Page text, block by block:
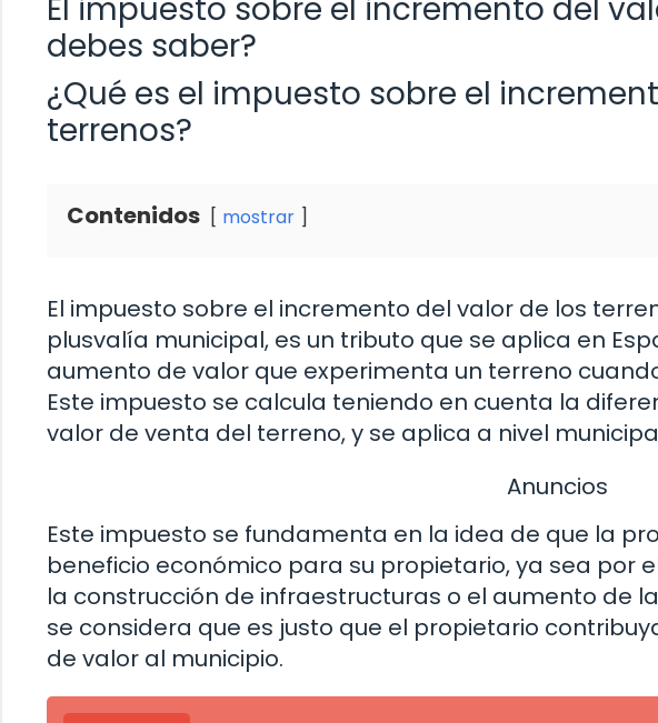
El impuesto sobre el incremento del
debes saber?
¿Qué es el impuesto sobre el
terrenos?
Contenidos mostrar
El impuesto sobre el incremento del valor de los
plusvalía municipal, es un tributo que se aplica en
aumento de valor que experimenta un terreno
Este impuesto se calcula teniendo en cuenta la
valor de venta del terreno, y se aplica a nivel
Anuncios
Este impuesto se fundamenta en la idea de que la
beneficio económico para su propietario, ya sea por
la construcción de infraestructuras o el aumento de
se considera que es justo que el propietario
de valor al municipio.